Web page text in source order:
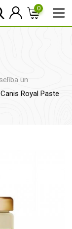
0
un
Royal Paste